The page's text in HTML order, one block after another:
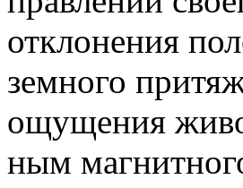
отклонения
земного
ощущения
ным